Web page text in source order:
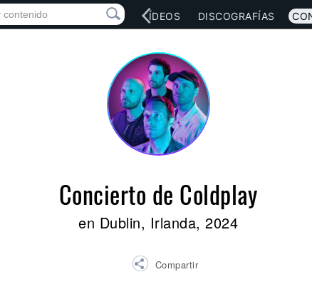
RED SOCIAL MÚSICA VÍDEOS DISCOGRAFÍAS
Concierto de Coldplay
en Dublin, Irlanda, 2024
Compartir